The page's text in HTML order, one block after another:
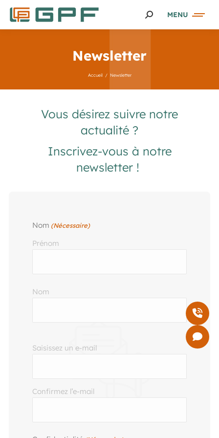
MENU
Newsletter
Accueil Newsletter
Vous désirez suivre notre
actualité ?
Inscrivez-vous à notre
newsletter !
Nom (Nécessaire)
Prénom
Nom
E-
Saisissez un e-mail
Confirmez l’e-mail